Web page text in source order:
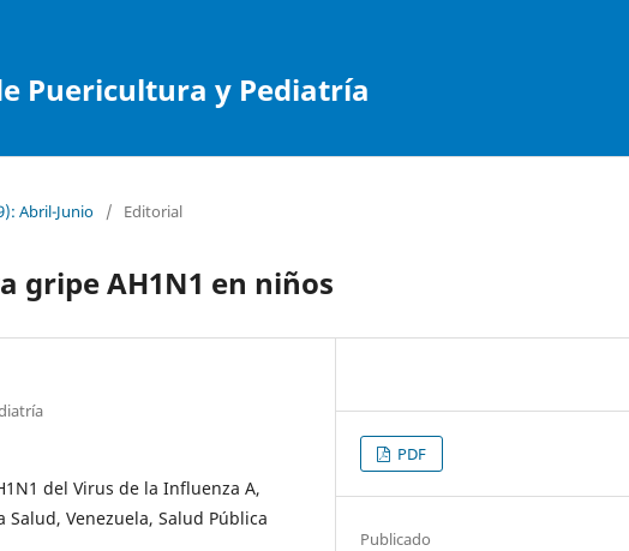
Puericultura y Pediatría
Abril-Junio / Editorial
gripe AH1N1 en niños
del Virus de la Influenza A,
Venezuela, Salud Pública
PDF
Publicado